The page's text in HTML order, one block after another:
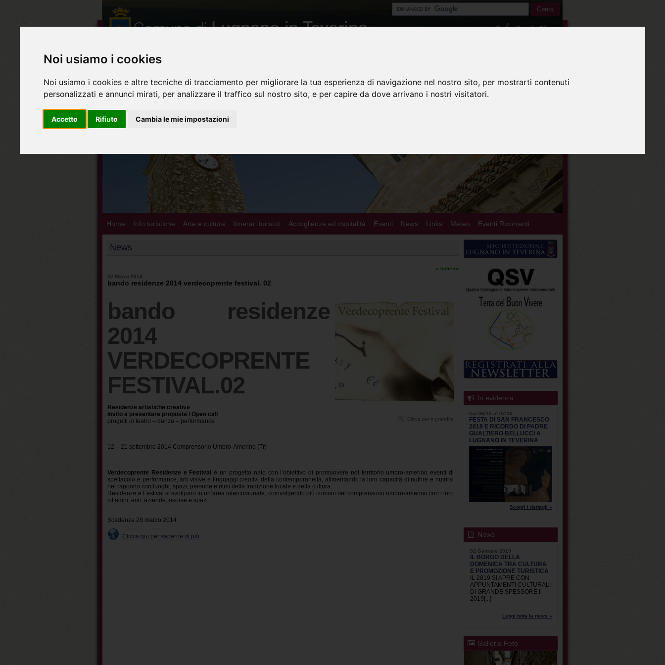
Noi usiamo i cookies
Noi usiamo i cookies e altre tecniche di tracciamento per migliorare la tua esperienza di navigazione nel nostro sito, per mostrarti contenuti
personalizzati e annunci mirati, per analizzare il traffico sul nostro sito, e per capire da dove arrivano i nostri visitatori.
Accetto Rifiuto Cambia le mie impostazioni
Home Info turistiche Arte e cultura Itinerari turistici Accoglienza ed ospitalità Eventi News Links Meteo Eventi Ricorrenti
News
« Indietro
22 Marzo 2014
bando residenze 2014 verdecoprente festival. 02
Clicca per ingrandire
bando residenze
2014
VERDECOPRENTE
FESTIVAL.02
Residenze artistiche creative
Invito a presentare proposte / Open call
progetti di teatro – danza – performance
12 – 21 settembre 2014 Comprensorio Umbro-Amerino (Tr)
Verdecoprente Residenze e Festival
è un progetto nato con l’obiettivo di promuovere nel territorio umbro-amerino eventi di
spettacolo e performance, arti visive e linguaggi creativi della contemporaneità, alimentando la loro capacità di nutrire e nutrirsi
nel rapporto con luoghi, spazi, persone e ritmi della tradizione locale e della cultura.
Residenze e Festival si svolgono in un’area intercomunale, coinvolgendo più comuni del comprensorio umbro-amerino con i loro
cittadini, enti, aziende, risorse e spazi ...
Scadenza 28 marzo 2014
Clicca qui per saperne di più
In evidenza
Dal 06/10 al 07/10
FESTA DI SAN FRANCESCO
2018 E RICORDO DI PADRE
GUALTIERO BELLUCCI A
LUGNANO IN TEVERINA
Scopri i dettagli »
News
02 Gennaio 2019
IL BORGO DELLA
DOMENICA TRA CULTURA
E PROMOZIONE TURISTICA
IL 2019 SI APRE CON
APPUNTAMENTI CULTURALI
DI GRANDE SPESSORE Il
2019[...]
Leggi tutta la news »
Galleria Foto